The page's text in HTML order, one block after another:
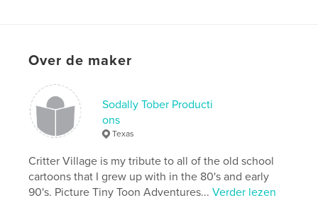
Datum publiceren:
Trefwoorden
#CritterVillage ,
Over de maker
Sodally Tober Producti
ons
Texas
Critter Village is my tribute to all of the old school
cartoons that I grew up with in the 80's and early
90's. Picture Tiny Toon Adventures...Verder lezen